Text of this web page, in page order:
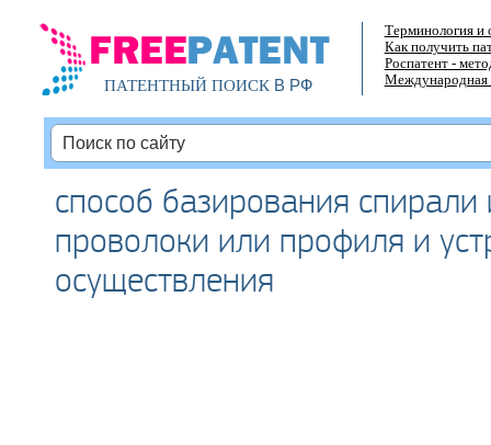
ПАТЕНТНЫЙ ПОИСКВ РФ
Терминология и
Как получить
Роспатент -
Международная
способ базирования спирали
проволоки или профиля и
осуществления